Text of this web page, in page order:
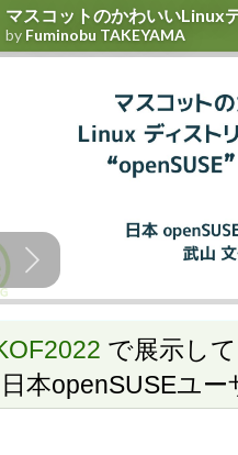
で展示し
本openSUSEユー